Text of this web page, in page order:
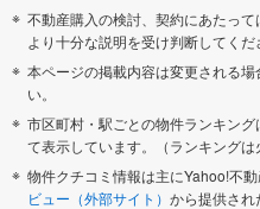
不動産購入の検討、契約にあたっ
より十分な説明を受け判断してくだ
本ページの掲載内容は変更される
い。
市区町村・駅ごとの物件ランキン
て表示しています。（ランキングは
物件クチコミ情報は主にYahoo!不
ビュー（外部サイト） から提供され